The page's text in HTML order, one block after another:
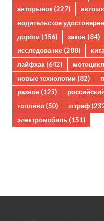
авторынок (227)
водительское
дороги (156) закон (84)
исследование (288)
лайфхак (642)
новые технологии (82)
разное (125)
топливо (50) штраф
электромобиль (151)